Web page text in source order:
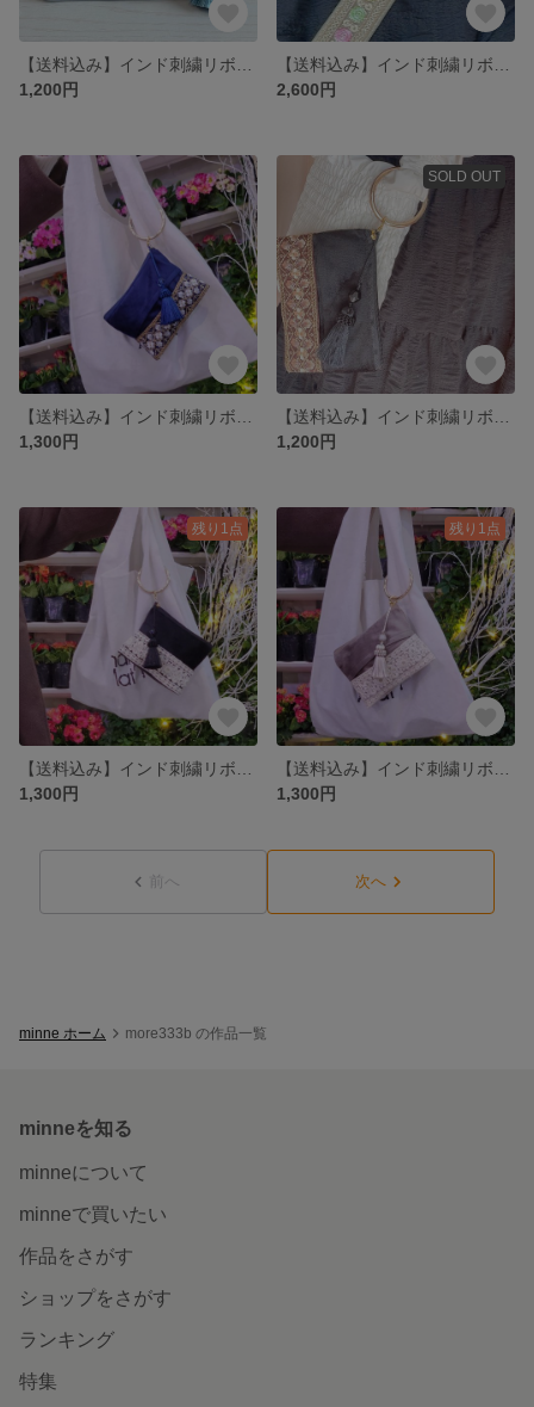
1,200円
2,600円
1,300円
SOLD OUT
1,200円
残り1点
1,300円
残り1点
1,300円
前へ 次へ
minne ホーム more333b の作品一覧
minneを知る
minneについて
minneで買いたい
作品をさがす
ショップをさがす
ランキング
特集